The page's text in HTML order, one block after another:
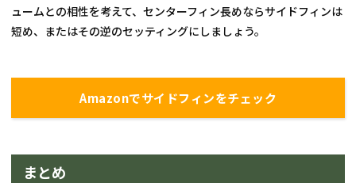
ュームとの相性を考えて、センターフィン長めならサイドフィンは
短め、またはその逆のセッティングにしましょう。
Amazonでサイドフィンをチェック
まとめ